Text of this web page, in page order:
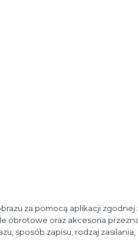
za pomocą aplikacji zgodnej
obrotowe oraz akcesoria
sposób zapisu, rodzaj